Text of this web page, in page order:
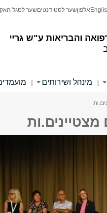
והבריאות ע"ש גריי
אלפוןשער לסטודנטיםשער לסגל
| מינהל ושירותים |
מצטיינים.ות